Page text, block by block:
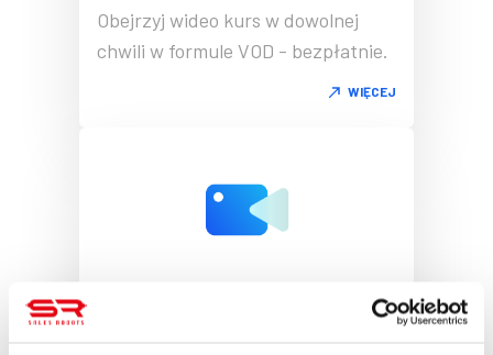
Obejrzyj wideo kurs w dowolnej
chwili w formule VOD - bezpłatnie.
WIĘCEJ